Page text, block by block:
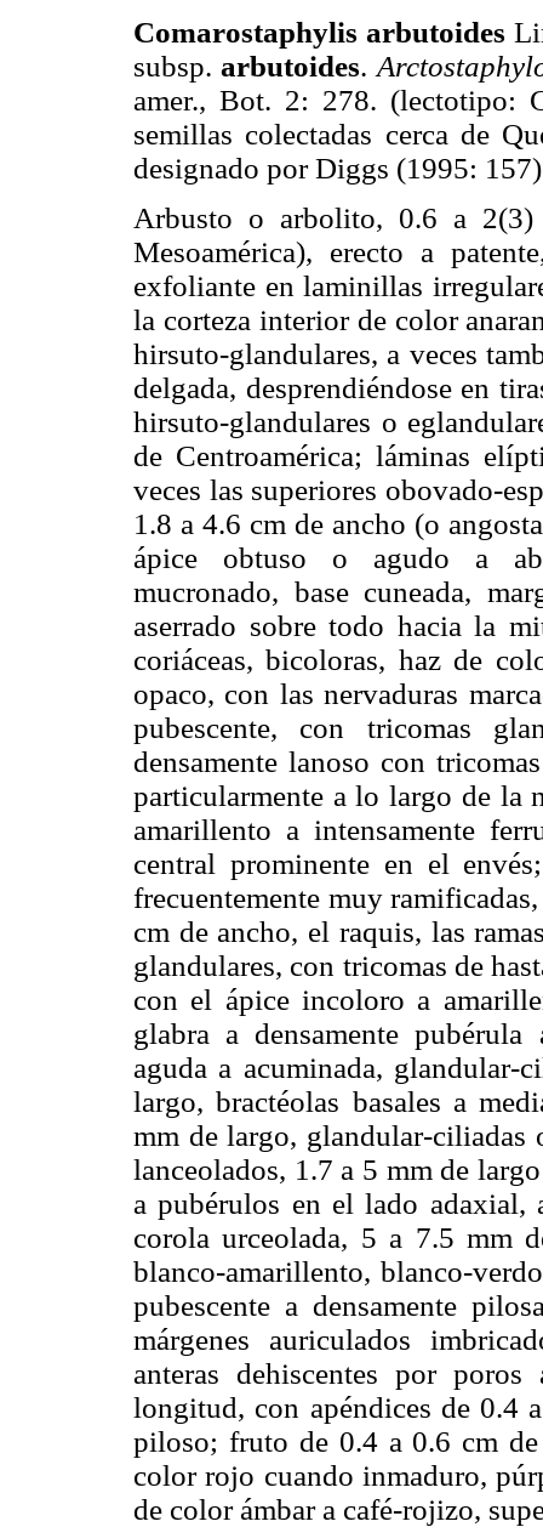
Comarostaphylis arbutoides
subsp.arbutoides.
amer., Bot. 2: 278. (lectotipo:
semillas colectadas cerca de
designado por Diggs (1995:
Arbusto o arbolito, 0.6 a
Mesoamérica), erecto a
exfoliante en laminillas
la corteza interior de color
hirsuto-glandulares, a veces
delgada, desprendiéndose en
hirsuto-glandulares o
de Centroamérica; láminas
veces las superiores obovado-
1.8 a 4.6 cm de ancho (o
ápice obtuso o agudo a
mucronado, base cuneada,
aserrado sobre todo hacia la
coriáceas, bicoloras, haz de
opaco, con las nervaduras
pubescente, con tricomas
densamente lanoso con
particularmente a lo largo de la
amarillento a intensamente
central prominente en el
frecuentemente muy
cm de ancho, el raquis, las
glandulares, con tricomas de
con el ápice incoloro a
glabra a densamente pubérula
aguda a acuminada,
largo, bractéolas basales a
mm de largo, glandular-
lanceolados, 1.7 a 5 mm de
a pubérulos en el lado adaxial,
corola urceolada, 5 a 7.5 mm
blanco-amarillento, blanco-
pubescente a densamente
márgenes auriculados
anteras dehiscentes por
longitud, con apéndices de 0.4
piloso; fruto de 0.4 a 0.6 cm
color rojo cuando inmaduro,
de color ámbar a café-rojizo,